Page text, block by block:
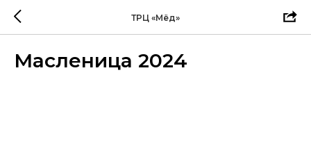
ТРЦ «Мёд»
Масленица 2024